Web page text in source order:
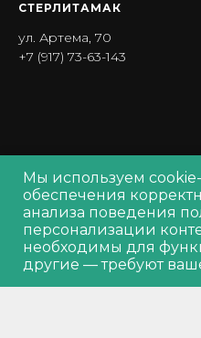
Out
СТЕРЛИТАМАК
ул. Артема, 70
+7 (917) 73-63-143
Политика обработки
Политика обработкиcookie
Согласие на обработку
Производитель оставляет за
товара, его внешний вид и
уведомления продавца
Мы используем
обеспечения
анализа поведения
персонализации
необходимы для
другие — требуют